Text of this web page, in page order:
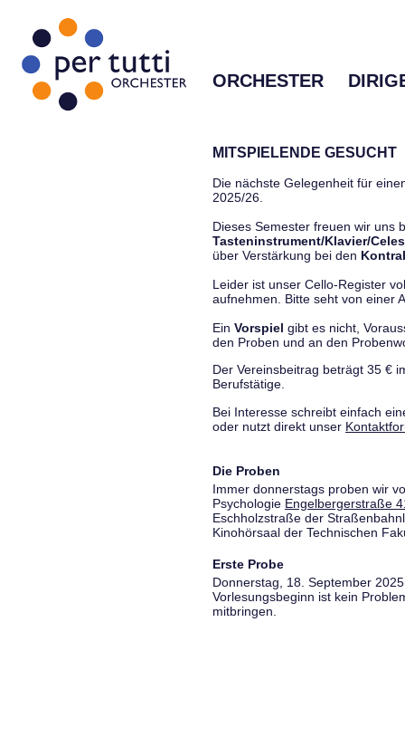
ORCHESTER
MITSPIELENDE GESUCHT
Die nächste Gelegenheit für
2025/26.
Dieses Semester freuen wir uns
Tasteninstrument/Klavier/
über Verstärkung bei den
Leider ist unser Cello-Register
aufnehmen. Bitte seht von einer
Ein Vorspiel gibt es nicht,
den Proben und an den
Der Vereinsbeitrag beträgt 35 €
Berufstätige.
Bei Interesse schreibt einfach
oder nutzt direkt unser
Die Proben
Immer donnerstags proben wir
Psychologie Engelbergerstraße
Eschholzstraße der
Kinohörsaal der Technischen
Erste Probe
Donnerstag, 18. September
Vorlesungsbeginn ist kein
mitbringen.